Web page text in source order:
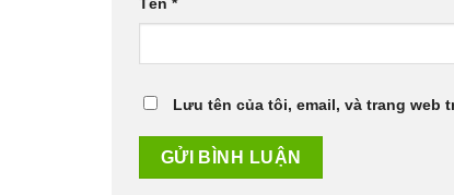
Lưu tên của tôi, email, và trang web